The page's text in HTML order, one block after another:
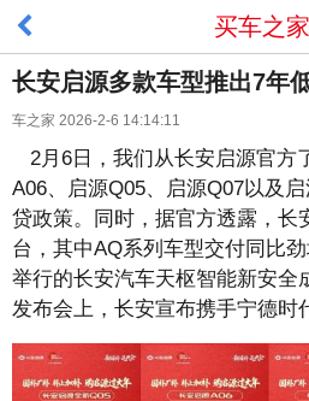
买车之家
长安启源多款车型推出7年
车之家 2026-2-6 14:14:11
2月6日，我们从长安启源官方
A06、启源Q05、启源Q07以及
贷政策。同时，据官方透露，长
台，其中AQ系列车型交付同比
举行的长安汽车天枢智能新安全
发布会上，长安宣布携手宁德时